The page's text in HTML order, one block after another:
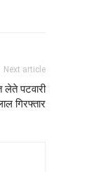
Next article
पटवारी
गिरफ्तार